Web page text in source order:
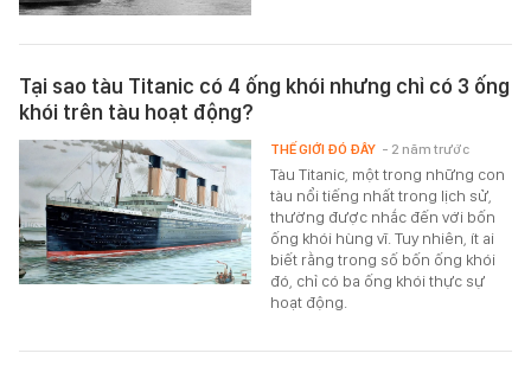
Tại sao tàu Titanic có 4 ống khói nhưng chỉ có 3 ống
khói trên tàu hoạt động?
Tàu Titanic, một trong những con
tàu nổi tiếng nhất trong lịch sử,
thường được nhắc đến với bốn
ống khói hùng vĩ. Tuy nhiên, ít ai
biết rằng trong số bốn ống khói
đó, chỉ có ba ống khói thực sự
hoạt động.
THẾ GIỚI ĐÓ ĐÂY - 2 năm trước